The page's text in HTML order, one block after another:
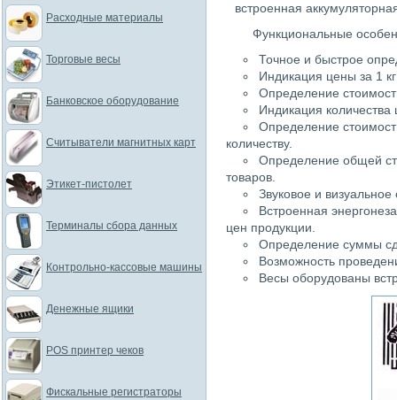
встроенная
Функциональные
Точное и быстрое
Индикация цены за 1
Определение
Индикация количества
Определение
количеству.
Определение общей
товаров.
Звуковое и
Встроенная
цен продукции.
Определение суммы
Возможность
Весы оборудованы
Расходные материалы
Торговые весы
Банковское оборудование
Считыватели магнитных карт
Этикет-пистолет
Терминалы сбора данных
Контрольно-кассовые машины
Денежные ящики
POS принтер чеков
Фискальные регистраторы